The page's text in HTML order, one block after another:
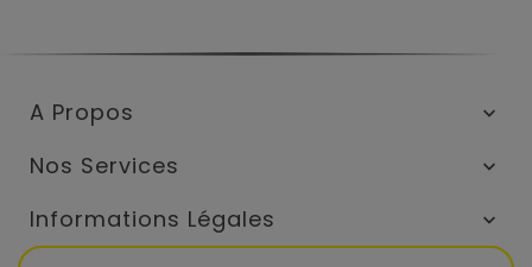
A Propos 
Nos Services 
Informations Légales 